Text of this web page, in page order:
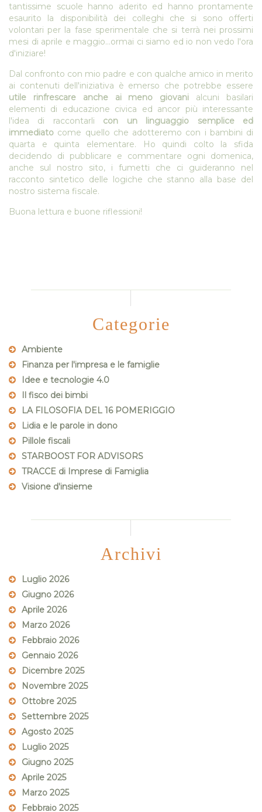
tantissime scuole hanno aderito ed hanno prontamente
esaurito la disponibilità dei colleghi che si sono offerti
volontari per la fase sperimentale che si terrà nei prossimi
mesi di aprile e maggio…ormai ci siamo ed io non vedo l'ora
d'iniziare!
Dal confronto con mio padre e con qualche amico in merito
ai contenuti dell'iniziativa è emerso che potrebbe essere
utile rinfrescare anche ai meno giovani alcuni basilari
elementi di educazione civica ed ancor più interessante
l'idea di raccontarli con un linguaggio semplice ed
immediato come quello che adotteremo con i bambini di
quarta e quinta elementare. Ho quindi colto la sfida
decidendo di pubblicare e commentare ogni domenica,
anche sul nostro sito, i fumetti che ci guideranno nel
racconto sintetico delle logiche che stanno alla base del
nostro sistema fiscale.
Buona lettura e buone riflessioni!
Categorie
Ambiente
Finanza per l'impresa e le famiglie
Idee e tecnologie 4.0
Il fisco dei bimbi
LA FILOSOFIA DEL 16 POMERIGGIO
Lidia e le parole in dono
Pillole fiscali
STARBOOST FOR ADVISORS
TRACCE di Imprese di Famiglia
Visione d'insieme
Archivi
Luglio 2026
Giugno 2026
Aprile 2026
Marzo 2026
Febbraio 2026
Gennaio 2026
Dicembre 2025
Novembre 2025
Ottobre 2025
Settembre 2025
Agosto 2025
Luglio 2025
Giugno 2025
Aprile 2025
Marzo 2025
Febbraio 2025